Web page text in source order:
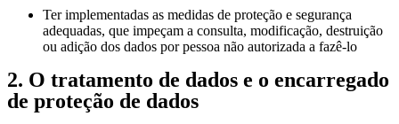
Ter implementadas as medidas de proteção e segurança
adequadas, que impeçam a consulta, modificação, destruição
ou adição dos dados por pessoa não autorizada a fazê-lo
2. O tratamento de dados e o encarregado
de proteção de dados